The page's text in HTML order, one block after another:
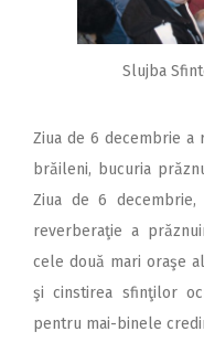
Slujba
Ziua de 6 decembrie
brăileni, bucuria
Ziua de 6
reverberaţie a
cele două mari oraşe
şi cinstirea sfinţilor
pentru mai-binele